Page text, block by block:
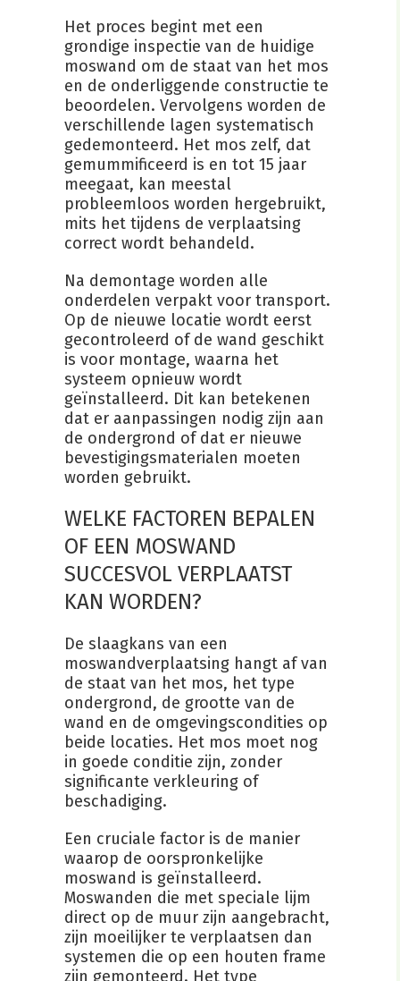
Het proces begint met een
grondige inspectie van de huidige
moswand om de staat van het mos
en de onderliggende constructie te
beoordelen. Vervolgens worden de
verschillende lagen systematisch
gedemonteerd. Het mos zelf, dat
gemummificeerd is en tot 15 jaar
meegaat, kan meestal
probleemloos worden hergebruikt,
mits het tijdens de verplaatsing
correct wordt behandeld.
Na demontage worden alle
onderdelen verpakt voor transport.
Op de nieuwe locatie wordt eerst
gecontroleerd of de wand geschikt
is voor montage, waarna het
systeem opnieuw wordt
geïnstalleerd. Dit kan betekenen
dat er aanpassingen nodig zijn aan
de ondergrond of dat er nieuwe
bevestigingsmaterialen moeten
worden gebruikt.
WELKE FACTOREN BEPALEN
OF EEN MOSWAND
SUCCESVOL VERPLAATST
KAN WORDEN?
De slaagkans van een
moswandverplaatsing hangt af van
de staat van het mos, het type
ondergrond, de grootte van de
wand en de omgevingscondities op
beide locaties. Het mos moet nog
in goede conditie zijn, zonder
significante verkleuring of
beschadiging.
Een cruciale factor is de manier
waarop de oorspronkelijke
moswand is geïnstalleerd.
Moswanden die met speciale lijm
direct op de muur zijn aangebracht,
zijn moeilijker te verplaatsen dan
systemen die op een houten frame
zijn gemonteerd. Het type